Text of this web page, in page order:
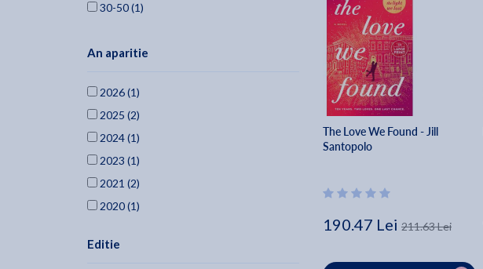
30-50 (1)
An aparitie
2026 (1)
2025 (2)
2024 (1)
2023 (1)
2021 (2)
2020 (1)
2016 (1)
Editie
The Love We Found - Jill
Santopolo
190.47 Lei 211.63 Lei